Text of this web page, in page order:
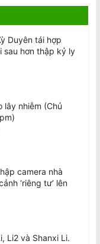
Lâm Tới Quốc
Trước Nhà
Nhận Sự Có
An –Tổng Bí
CHXHCN
Nước Úc.
to the Visit
Security, General
President of the
Vietnam, to
Duyên tái hợp
sau hơn thập kỷ ly
lây nhiễm (Chủ
camera nhà
‘riêng tư’ lên
Li2 và Shanxi Li.